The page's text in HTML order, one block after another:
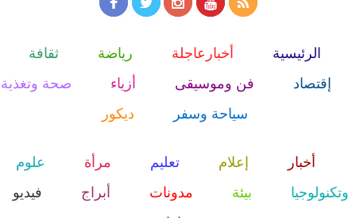
الرئيسية أخبارعاجلة رياضة
ثقافة
إقتصاد
فن وموسيقى أزياء
صحة وتغذية
سياحة وسفر
ديكور
أخبار إعلام تعليم مرأة
علوم
وتكنولوجيا
بيئة مدونات أبراج
فيديو